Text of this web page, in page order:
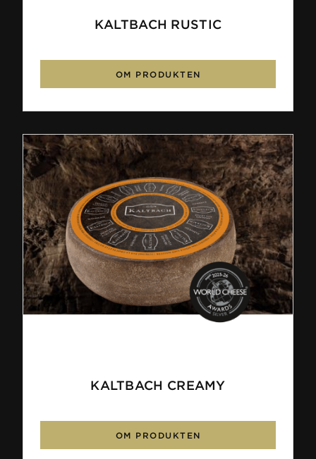
KALTBACH RUSTIC
OM PRODUKTEN
KALTBACH CREAMY
OM PRODUKTEN